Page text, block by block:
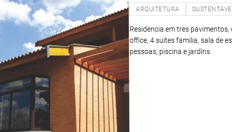
ARQUITETURA
Residencia em tres
office, 4 suites familia, sala de
pessoas, piscina e jardins.